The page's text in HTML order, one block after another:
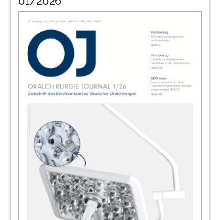
Events
Redaktion
36 World Summit Tour in Nizza
Redaktion
38Erstes Spezialpodium Oralchirurgie war
ein großer Erfolg
Frühjahrstreffen der Landesverbände
Hamburg und Schleswig-Holstein
Dr. Christoph Kleinsteuber
Fortbildungsveranstaltungen des BDO
2016
Redaktion
Adressenverzeichnis Berufsverband